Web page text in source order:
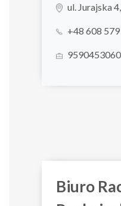
ul. Jurajska
+48 608
9590453060
Biuro